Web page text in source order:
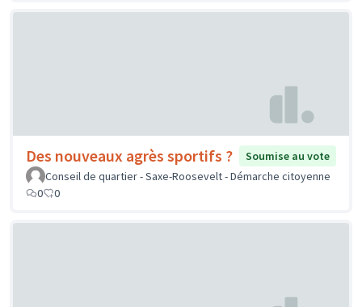
Des nouveaux agrès sportifs ?
Soumise au vote
Conseil de quartier - Saxe-Roosevelt - Démarche citoyenne
0
0